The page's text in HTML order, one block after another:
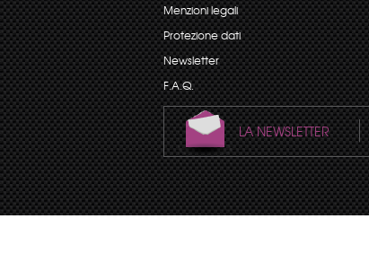
Menzioni legali
Protezione dati
Newsletter
F.A.Q.
LA NEWSLETTER